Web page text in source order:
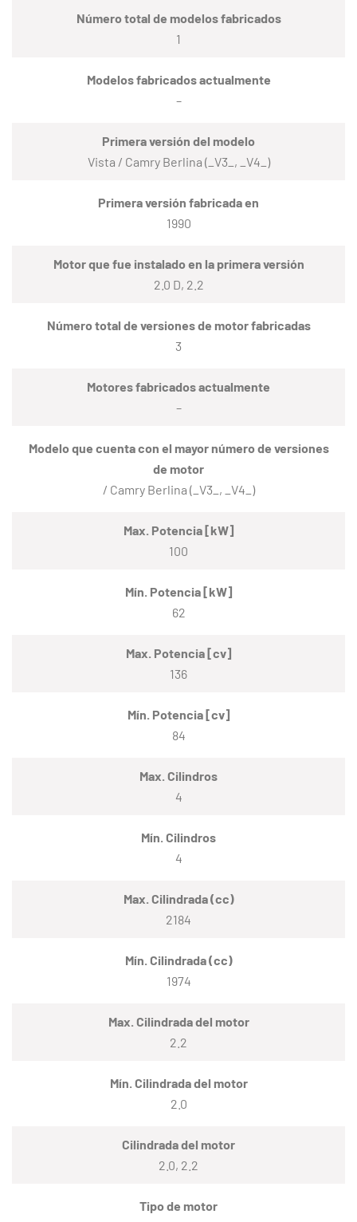
Número total de modelos fabricados
1
Modelos fabricados actualmente
–
Primera versión del modelo
Vista / Camry Berlina (_V3_, _V4_)
Primera versión fabricada en
1990
Motor que fue instalado en la primera versión
2.0 D, 2.2
Número total de versiones de motor fabricadas
3
Motores fabricados actualmente
–
Modelo que cuenta con el mayor número de versiones
de motor
/ Camry Berlina (_V3_, _V4_)
Max. Potencia [kW]
100
Mín. Potencia [kW]
62
Max. Potencia [cv]
136
Mín. Potencia [cv]
84
Max. Cilindros
4
Mín. Cilindros
4
Max. Cilindrada (cc)
2184
Mín. Cilindrada (cc)
1974
Max. Cilindrada del motor
2.2
Mín. Cilindrada del motor
2.0
Cilindrada del motor
2.0, 2.2
Tipo de motor